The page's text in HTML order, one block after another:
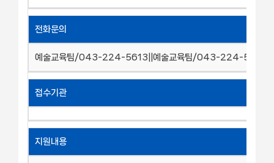
전화문의
예술교육팀/043-224-5613||예술교육팀/043-224-5614
접수기관
지원내용